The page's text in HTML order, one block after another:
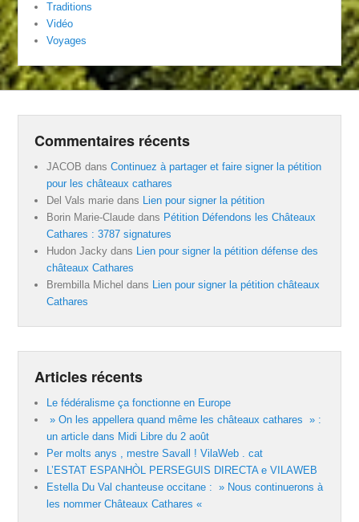
Traditions
Vidéo
Voyages
Commentaires récents
JACOB dansContinuez à partager et faire signer la pétition
pour les châteaux cathares
Del Vals marie dans Lien pour signer la pétition
Borin Marie-Claude dans Pétition Défendons les Châteaux
Cathares : 3787 signatures
Hudon Jacky dans Lien pour signer la pétition défense des
châteaux Cathares
Brembilla Michel dans Lien pour signer la pétition châteaux
Cathares
Articles récents
Le fédéralisme ça fonctionne en Europe
» On les appellera quand même les châteaux cathares » :
un article dans Midi Libre du 2 août
Per molts anys , mestre Savall ! VilaWeb . cat
L’ESTAT ESPANHÒL PERSEGUIS DIRECTA e VILAWEB
Estella Du Val chanteuse occitane : » Nous continuerons à
les nommer Châteaux Cathares «